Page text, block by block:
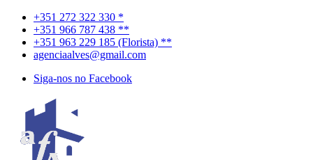
+351 272 322 330 *
+351 966 787 438 **
+351 963 229 185 (Florista) **
agenciaalves@gmail.com
Siga-nos no Facebook